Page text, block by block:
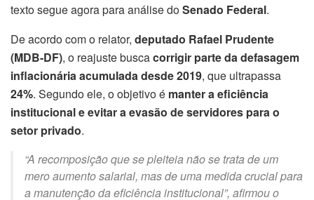
texto segue agora para análise doSenado Federal.
De acordo com o relator, deputado Rafael Prudente
(MDB-DF), o reajuste buscacorrigir parte da defasagem
inflacionária acumulada desde 2019, que ultrapassa
24%. Segundo ele, o objetivo é manter a eficiência
institucional e evitar a evasão de servidores para o
setor privado.
“A recomposição que se pleiteia não se trata de um
mero aumento salarial, mas de uma medida crucial para
a manutenção da eficiência institucional”, afirmou o